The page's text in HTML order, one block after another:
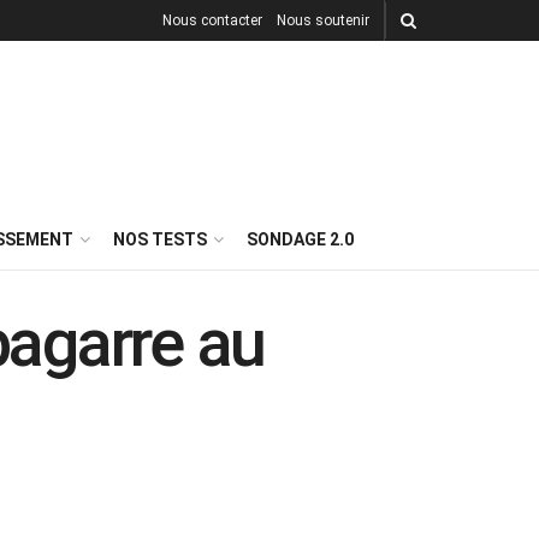
Nous contacter Nous soutenir
NOS TESTS SONDAGE 2.0
au